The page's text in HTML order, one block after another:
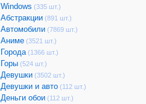
Windows (335 шт.)
Абстракции (891 шт.)
Автомобили (7869 шт.)
Аниме (3521 шт.)
Города (1366 шт.)
Горы (524 шт.)
Девушки (3502 шт.)
Девушки и авто (112 шт.)
Деньги обои (112 шт.)